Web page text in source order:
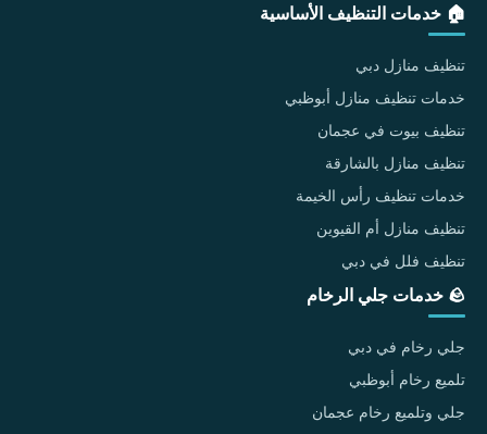
🏠 خدمات التنظيف الأساسية
تنظيف منازل دبي
خدمات تنظيف منازل أبوظبي
تنظيف بيوت في عجمان
تنظيف منازل بالشارقة
خدمات تنظيف رأس الخيمة
تنظيف منازل أم القيوين
تنظيف فلل في دبي
🪨 خدمات جلي الرخام
جلي رخام في دبي
تلميع رخام أبوظبي
جلي وتلميع رخام عجمان